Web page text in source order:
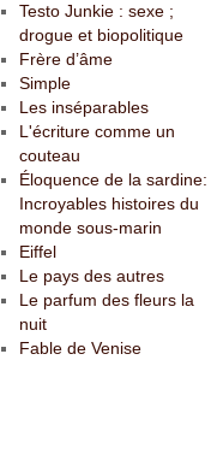
Testo Junkie : sexe ;
drogue et biopolitique
Frère d’âme
Simple
Les inséparables
L'écriture comme un
couteau
Éloquence de la sardine:
Incroyables histoires du
monde sous-marin
Eiffel
Le pays des autres
Le parfum des fleurs la
nuit
Fable de Venise